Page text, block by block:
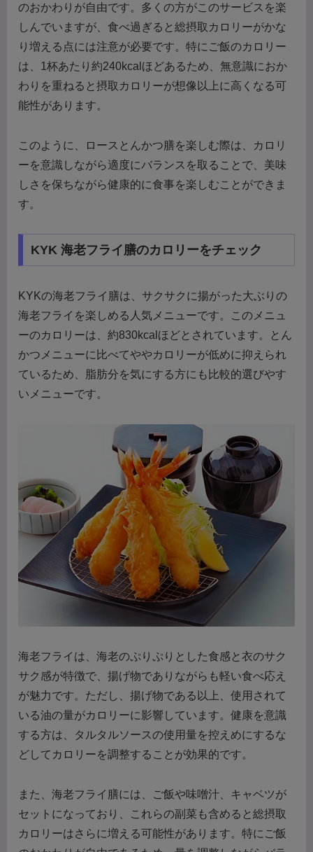
のおかわりが自由です。多くの方がこのサービスを楽
しんでいますが、食べ過ぎると総摂取カロリーがかな
り増える点には注意が必要です。特にご飯のカロリー
は、1杯あたり約240kcalほどあるため、無意識におか
わりを重ねると摂取カロリーが想像以上に高くなる可
能性があります。
このように、ロースとんかつ膳を楽しむ際は、カロリ
ーを意識しながら適度にバランスを取ることで、美味
しさを保ちながら健康的に食事を楽しむことができま
す。
KYK 海老フライ膳のカロリーをチェック
KYKの海老フライ膳は、サクサクに揚がった大ぶりの
海老フライを楽しめる人気メニューです。このメニュ
ーのカロリーは、約830kcalほどとされています。とん
かつメニューに比べてややカロリーが低めに抑えられ
ているため、脂肪分を気にする方にも比較的選びやす
いメニューです。
海老フライは、海老のぷりぷりとした食感と衣のサク
サク感が特徴で、揚げ物でありながらも軽い食べ応え
が魅力です。ただし、揚げ物である以上、使用されて
いる油の量がカロリーに影響しています。健康を意識
する方は、タルタルソースの使用量を控えめにするな
どしてカロリーを調整することが効果的です。
また、海老フライ膳には、ご飯や味噌汁、キャベツが
セットになっており、これらの副菜も含めると総摂取
カロリーはさらに増える可能性があります。特にご飯